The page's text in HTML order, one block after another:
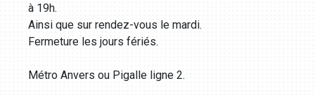
à 19h.
Ainsi que sur rendez-vous le mardi.
Fermeture les jours fériés.
Métro Anvers ou Pigalle ligne 2.